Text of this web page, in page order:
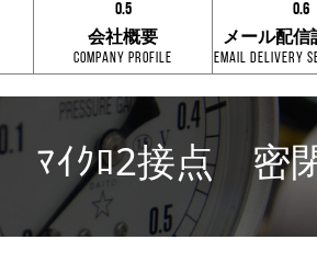
0.5
0.1
0.2
0.3
0.4
0.5
0.6
0.7
0.8
0.9
会社概要
Company Profile
0.6
0.1
0.2
0.3
0.4
0.5
0.7
0.8
0.9
0.6
メール配信
Email Delivery
ｲｸﾛ2接点 密